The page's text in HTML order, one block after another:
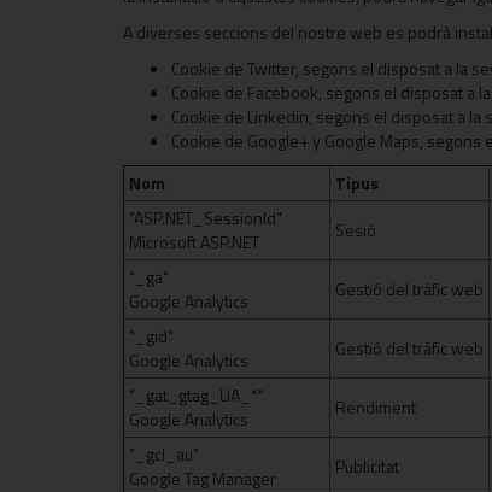
A diverses seccions del nostre web es podrà
Cookie de Twitter, segons el disposat a la
Cookie de Facebook, segons el disposat a
Cookie de Linkedin, segons el disposat a la
Cookie de Google+ y Google Maps,
Nom
Tipus
"ASP.NET_SessionId"
Microsoft ASP.NET
Sesió
"_ga"
Google Analytics
Gestió del tràfic web
"_gid"
Google Analytics
Gestió del tràfic web
"_gat_gtag_UA_*"
Google Analytics
Rendiment
"_gcl_au"
Google Tag Manager
Publicitat